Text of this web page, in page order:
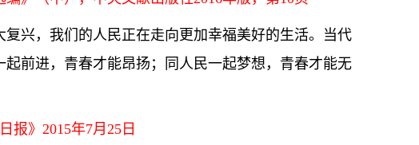
兴，我们的人民正在走向更加幸福美好的生活。当代
前进，青春才能昂扬；同人民一起梦想，青春才能无
》2015年7月25日